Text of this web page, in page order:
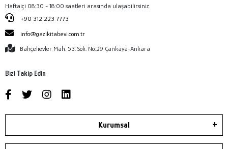
Haftaiçi 08:30 - 18:00 saatleri arasında ulaşabilirsiniz.
+90 312 223 7773
info@gazikitabevi.com.tr
Bahçelievler Mah. 53. Sok. No:29 Çankaya-Ankara
Bizi Takip Edin
Kurumsal